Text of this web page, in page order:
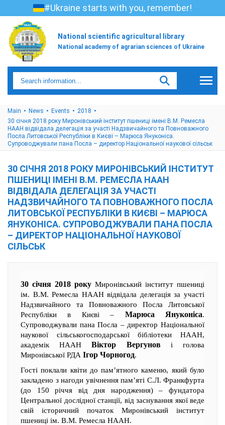
#Ukraine starts with you, remember!
National scientific agricultural library
National academy of agrarian sciences of Ukraine
Main News Events
2018
30 січня 2018 року Миронівський інститут пшениці імені В.М. Ремесла
НААН відвідала делегація за участі Надзвичайного та Повноважного
Посла Литовської Республіки в Києві – Марюса Януконіса.
Супроводжували пана Посла – директор Національної наукової сільськ
30 СІЧНЯ 2018 РОКУ МИРОНІВСЬКИЙ ІНСТИТУТ
ПШЕНИЦІ ІМЕНІ В.М. РЕМЕСЛА НААН
ВІДВІДАЛА ДЕЛЕГАЦІЯ ЗА УЧАСТІ
НАДЗВИЧАЙНОГО ТА ПОВНОВАЖНОГО ПОСЛА
ЛИТОВСЬКОЇ РЕСПУБЛІКИ В КИЄВІ – МАРЮСА
ЯНУКОНІСА. СУПРОВОДЖУВАЛИ ПАНА ПОСЛА
– ДИРЕКТОР НАЦІОНАЛЬНОЇ НАУКОВОЇ
СІЛЬСЬК
30 січня 2018 року Миронівський інститут пшениці
ім. В.М. Ремесла НААН відвідала делегація за участі
Надзвичайного та Повноважного Посла Литовської
Республіки в Києві – Марюса Януконіса.
Супроводжували пана Посла – директор Національної
наукової сільськогосподарської бібліотеки НААН,
академік НААНВіктор Вергунові голова
Миронівської РДА Ігор Чорногод.
Гості поклали квіти до пам’ятного каменю, який було
закладено з нагоди увічнення пам’яті С.Л. Франкфурта
(до 150 річчя від дня народження) – фундатора
Центральної дослідної станції, від заснування якої веде
свій історичний початок Миронівський інститут
пшениці ім. В.М. Ремесла НААН.